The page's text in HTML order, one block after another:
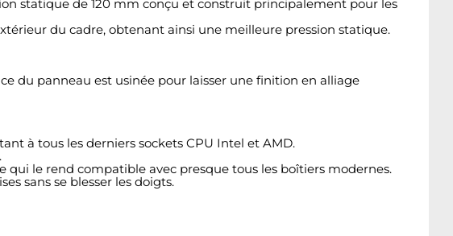
statique de 120 mm conçu et construit principalement pour les
du cadre, obtenant ainsi une meilleure pression statique.
du panneau est usinée pour laisser une finition en alliage
à tous les derniers sockets CPU Intel et AMD.
le rend compatible avec presque tous les boîtiers modernes.
sans se blesser les doigts.